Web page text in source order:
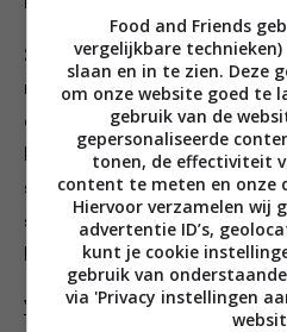
2. Teken eerst op papier uit
neerleggen. Als je een
die als mal gebruiken voor
bodem en de zijkant van de
stukjes wit en bruin brood.
stukjes, acht witte en acht
bodem en daarna de rand
Vulling
Food and Friends
vergelijkbare
slaan en in te zien. Deze
om onze website goed te
gebruik van de
gepersonaliseerde
tonen, de effectiviteit
content te meten en onze
Hiervoor verzamelen wij
advertentie ID’s,
kunt je cookie
gebruik van
via 'Privacy instellingen